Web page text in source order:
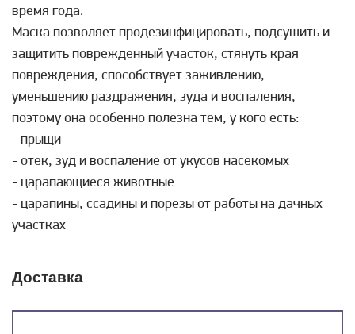
время года.
Маска позволяет продезинфицировать, подсушить и
защитить поврежденный участок, стянуть края
повреждения, способствует заживлению,
уменьшению раздражения, зуда и воспаления,
поэтому она особенно полезна тем, у кого есть:
- прыщи
- отек, зуд и воспаление от укусов насекомых
- царапающиеся животные
- царапины, ссадины и порезы от работы на дачных
участках
Доставка